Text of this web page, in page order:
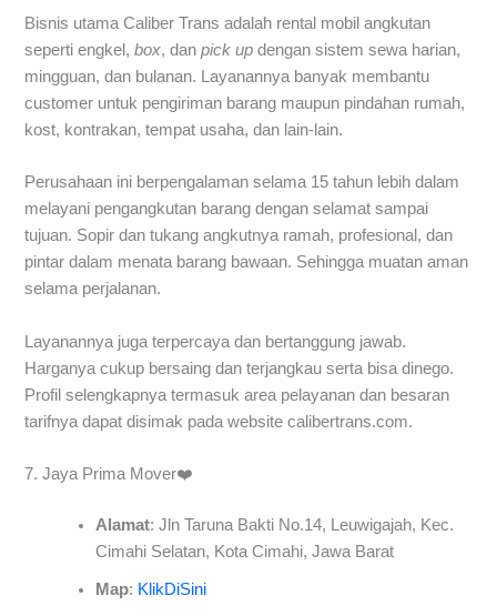
Bisnis utama Caliber Trans adalah rental mobil angkutan
seperti engkel,box, danpick up dengan sistem sewa harian,
mingguan, dan bulanan. Layanannya banyak membantu
customer untuk pengiriman barang maupun pindahan rumah,
kost, kontrakan, tempat usaha, dan lain-lain.
Perusahaan ini berpengalaman selama 15 tahun lebih dalam
melayani pengangkutan barang dengan selamat sampai
tujuan. Sopir dan tukang angkutnya ramah, profesional, dan
pintar dalam menata barang bawaan. Sehingga muatan aman
selama perjalanan.
Layanannya juga terpercaya dan bertanggung jawab.
Harganya cukup bersaing dan terjangkau serta bisa dinego.
Profil selengkapnya termasuk area pelayanan dan besaran
tarifnya dapat disimak pada website calibertrans.com.
7. Jaya Prima Mover❤️
Alamat: Jln Taruna Bakti No.14, Leuwigajah, Kec.
Cimahi Selatan, Kota Cimahi, Jawa Barat
Map: KlikDiSini